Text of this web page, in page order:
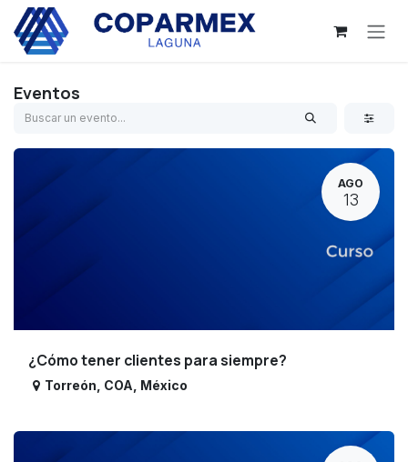
Ir al contenido
Eventos
AGO
13
¿Cómo tener clientes para siempre?
Torreón COA México